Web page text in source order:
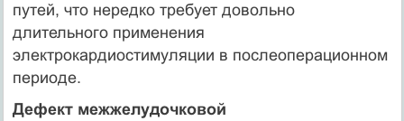
путей, что нередко требует довольно
длительного применения
электрокардиостимуляции в послеоперационном
периоде.
Дефект межжелудочковой